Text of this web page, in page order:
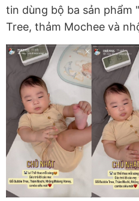
tin dùng bộ ba sản phẩm
Tree, thảm Mochee và